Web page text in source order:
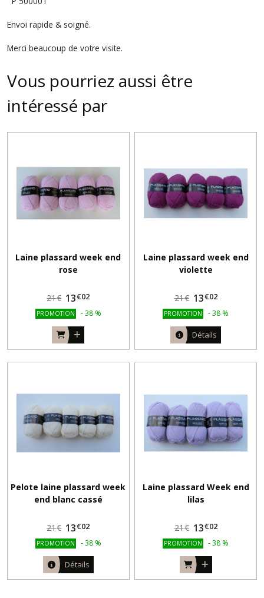
Envoi rapide & soigné.
Merci beaucoup de votre visite.
Vous pourriez aussi être
intéressé par
Laine plassard week end
rose
21€ 13€02
PROMOTION -38 %
Laine plassard week end
violette
21€ 13€02
PROMOTION -38 %
Détails
Pelote laine plassard week
end blanc cassé
21€ 13€02
PROMOTION -38 %
Détails
Laine plassard Week end
lilas
21€ 13€02
PROMOTION -38 %